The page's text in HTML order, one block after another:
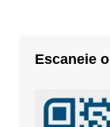
Escaneie